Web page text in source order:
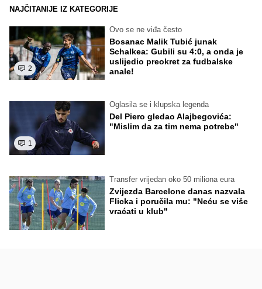
NAJČITANIJE IZ KATEGORIJE
2
Ovo se ne viđa često
Bosanac Malik Tubić junak
Schalkea: Gubili su 4:0, a onda je
uslijedio preokret za fudbalske
anale!
1
Oglasila se i klupska legenda
Del Piero gledao Alajbegovića:
"Mislim da za tim nema potrebe"
Transfer vrijedan oko 50 miliona eura
Zvijezda Barcelone danas nazvala
Flicka i poručila mu: "Neću se više
vraćati u klub"